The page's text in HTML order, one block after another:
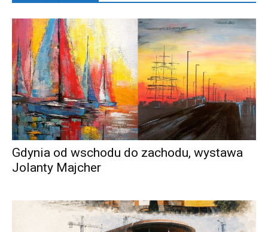
Gdynia od wschodu do zachodu, wystawa
Jolanty Majcher